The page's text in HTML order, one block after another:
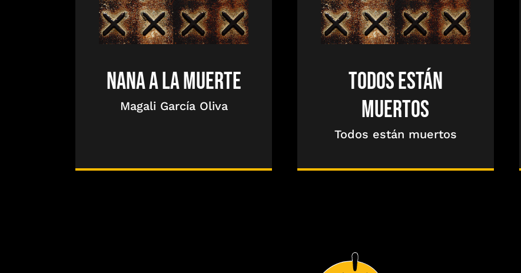
NANA A LA MUERTE
Magali García Oliva
TODOS ESTÁN
MUERTOS
Todos están muertos